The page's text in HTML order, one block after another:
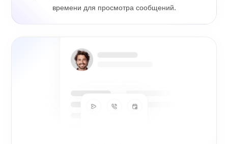
времени для просмотра сообщений.